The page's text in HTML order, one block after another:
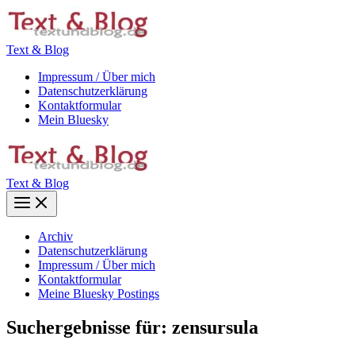
Zum
Inhalt
Text & Blog
Impressum / Über mich
Datenschutzerklärung
Kontaktformular
Mein Bluesky
Text & Blog
Main
Menu
Archiv
Datenschutzerklärung
Impressum / Über mich
Kontaktformular
Meine Bluesky Postings
Suchergebnisse für: zensursula